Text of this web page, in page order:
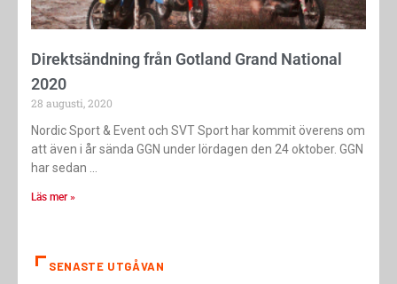
Direktsändning från Gotland Grand National
2020
28 augusti, 2020
Nordic Sport & Event och SVT Sport har kommit överens om
att även i år sända GGN under lördagen den 24 oktober. GGN
har sedan
Läs mer »
SENASTE UTGÅVAN